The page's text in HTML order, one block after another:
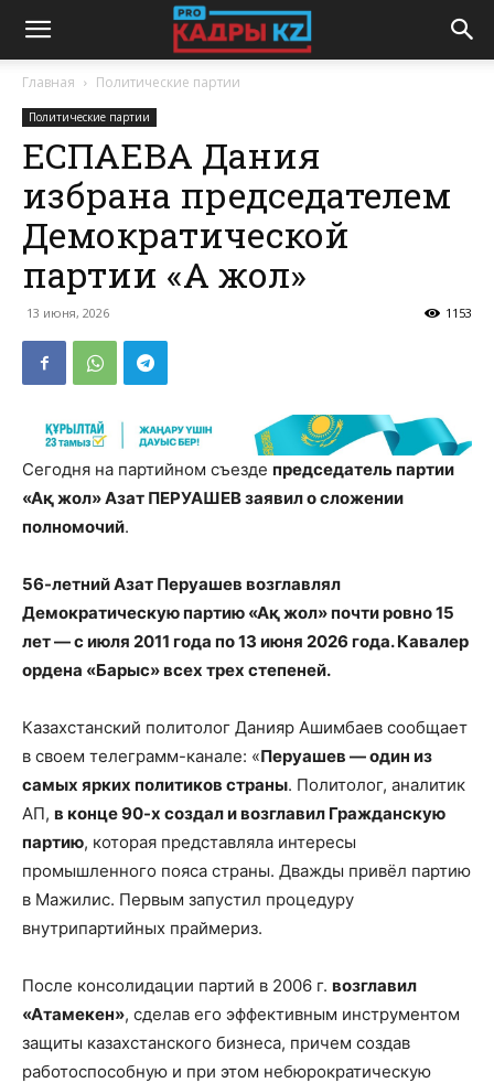
Главная Политические партии
Политические партии
ЕСПАЕВА Дания
избрана председателем
Демократической
партии «Ақ жол»
13 июня, 2026 1153
Сегодня на партийном съезде председатель партии
«Ақ жол» Азат ПЕРУАШЕВ заявил о сложении
полномочий.
56-летний Азат Перуашев возглавлял
Демократическую партию «Ақжол» почти ровно 15
лет — с июля 2011 года по 13 июня 2026 года. Кавалер
ордена «Барыс»всех трех степеней.
Казахстанский политолог Данияр Ашимбаев сообщает
в своем телеграмм-канале: «Перуашев — один из
самых ярких политиков страны. Политолог, аналитик
АП, в конце 90-х создал и возглавил Гражданскую
партию, которая представляла интересы
промышленного пояса страны. Дважды привёл партию
в Мажилис. Первым запустил процедуру
внутрипартийных праймериз.
После консолидации партий в 2006 г. возглавил
«Атамекен», сделав его эффективным инструментом
защиты казахстанского бизнеса, причем создав
работоспособную и при этом небюрократическую